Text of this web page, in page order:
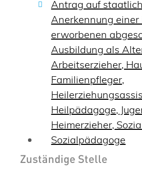
Antrag auf
Anerkennung
erworbenen
Ausbildung als
Arbeitserzieher,
Familienpfleger,
Heilpädagoge,
Heimerzieher,
Sozialpädagoge
Zuständige Stelle